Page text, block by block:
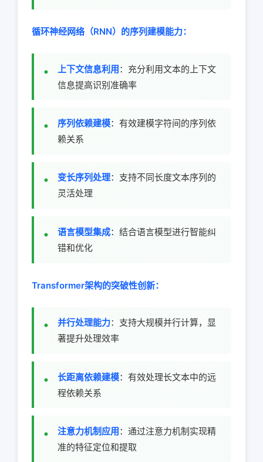
循环神经网络（RNN）的序列建模能力：
上下文信息利用：充分利用文本的上下文
信息提高识别准确率
序列依赖建模：有效建模字符间的序列依
赖关系
变长序列处理：支持不同长度文本序列的
灵活处理
语言模型集成：结合语言模型进行智能纠
错和优化
Transformer架构的突破性创新：
并行处理能力：支持大规模并行计算，显
著提升处理效率
长距离依赖建模：有效处理长文本中的远
程依赖关系
注意力机制应用：通过注意力机制实现精
准的特征定位和提取